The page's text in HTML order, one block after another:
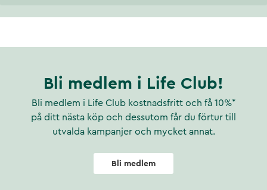
Bli medlem i Life Club!
Bli medlem i Life Club kostnadsfritt och få 10%*
på ditt nästa köp och dessutom får du förtur till
utvalda kampanjer och mycket annat.
Bli medlem